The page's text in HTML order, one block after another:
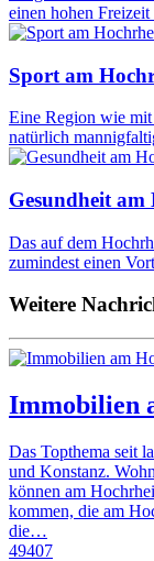
einen hohen
Sport am
Eine Region wie mit
natürlich
Gesundheit am
Das auf dem
zumindest einen
Weitere
Immobilien
Das Topthema seit
und Konstanz.
können am
kommen, die am
die…
49407